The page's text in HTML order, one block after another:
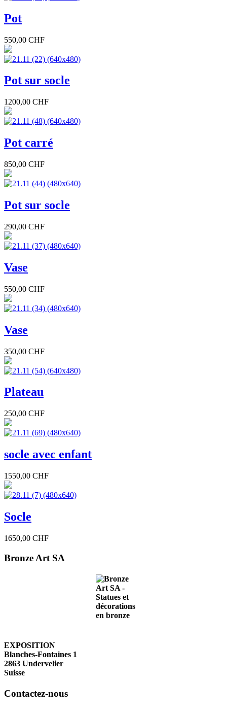
Pot
550,00 CHF
Pot sur socle
1200,00 CHF
Pot carré
850,00 CHF
Pot sur socle
290,00 CHF
Vase
550,00 CHF
Vase
350,00 CHF
Plateau
250,00 CHF
socle avec enfant
1550,00 CHF
Socle
1650,00 CHF
Bronze Art SA
EXPOSITION
Blanches-Fontaines 1
2863 Undervelier
Suisse
Contactez-nous